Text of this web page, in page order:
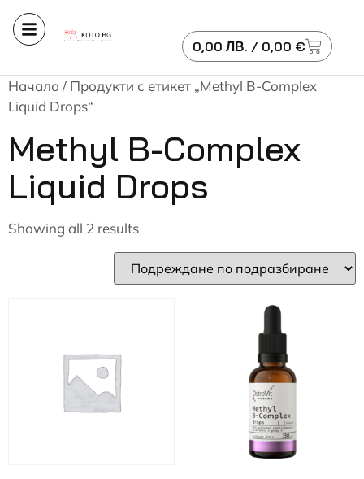
0,00 ЛВ. / 0,00 €
Начало / Продукти с етикет „Methyl B-Complex
Liquid Drops“
Methyl B-Complex
Liquid Drops
Showing all 2 results